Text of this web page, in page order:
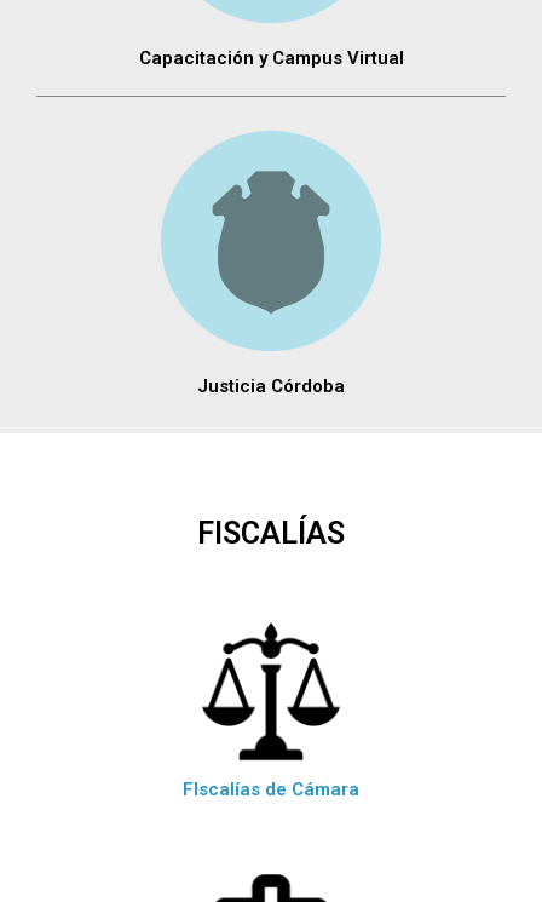
Capacitación y Campus Virtual
Justicia Córdoba
FISCALÍAS
FIscalías de Cámara